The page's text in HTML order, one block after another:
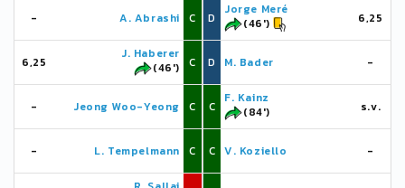
- A. Abrashi C
6,25
J. Haberer
(46')
C
- Jeong Woo-Yeong C
- L. Tempelmann C
D
Jorge Meré
(46')
6,25
D M. Bader -
C
F. Kainz
(84')
s.v.
C V. Koziello -